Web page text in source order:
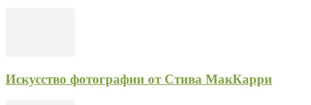
Искусство фотографии от Стива МакКарри